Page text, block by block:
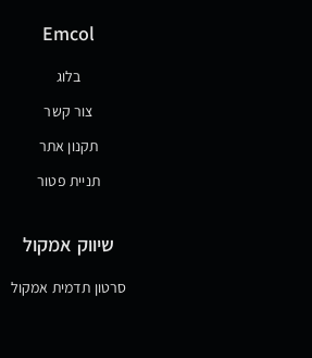
Emcol
בלוג
צור קשר
תקנון אתר
תניית פטור
שיווק אמקול
סרטון תדמית אמקול